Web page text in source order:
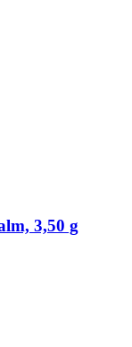
3,50 g